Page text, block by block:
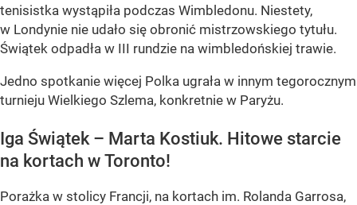
tenisistka wystąpiła podczas Wimbledonu. Niestety,
w Londynie nie udało się obronić mistrzowskiego tytułu.
Świątek odpadła w III rundzie na wimbledońskiej trawie.
Jedno spotkanie więcej Polka ugrała w innym tegorocznym
turnieju Wielkiego Szlema, konkretnie w Paryżu.
Iga Świątek – Marta Kostiuk. Hitowe starcie
na kortach w Toronto!
Porażka w stolicy Francji, na kortach im. Rolanda Garrosa,